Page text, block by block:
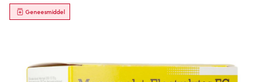
Geneesmiddel